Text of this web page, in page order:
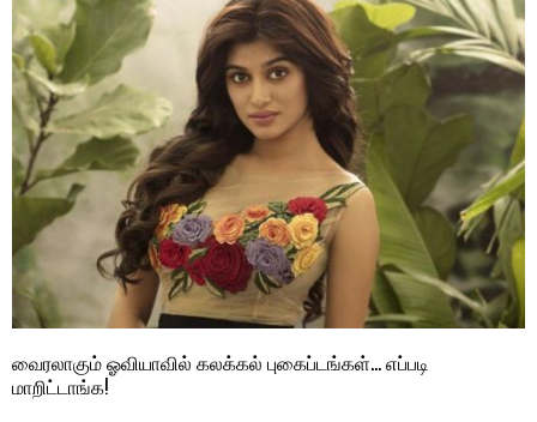
வைரலாகும் ஓவியாவில் கலக்கல் புகைப்டங்கள்… எப்படி
மாறிட்டாங்க!